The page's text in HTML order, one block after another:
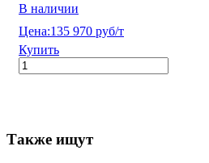
В наличии
Цена:135 970 руб/т
Купить
Также ищут